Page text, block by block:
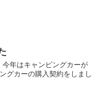
年はキャンピングカーが
グカーの購入契約をしまし